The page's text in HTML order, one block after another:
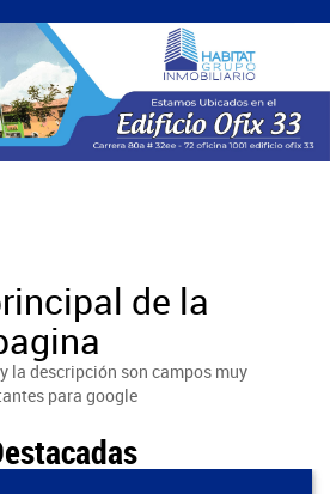
de la
la descripción son campos muy
para google